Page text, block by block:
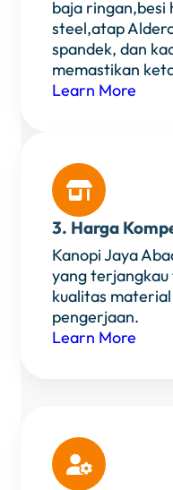
baja ringan,besi
steel,atap
spandek, dan
memastikan
Learn More

3. Harga
Kanopi Jaya
yang
kualitas
pengerjaan.
Learn More
